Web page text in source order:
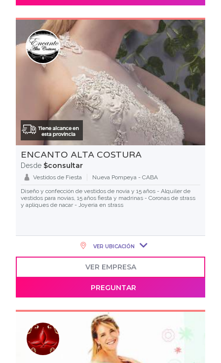
ENCANTO ALTA COSTURA
Desde $consultar
Vestidos de Fiesta
Nueva Pompeya - CABA
Diseño y confección de vestidos de novia y 15 años - Alquiler de
vestidos para novias, 15 años fiesta y madrinas - Coronas de strass
y apliques de nacar - Joyeria en strass
VER UBICACIÓN
VER EMPRESA
PREGUNTAR